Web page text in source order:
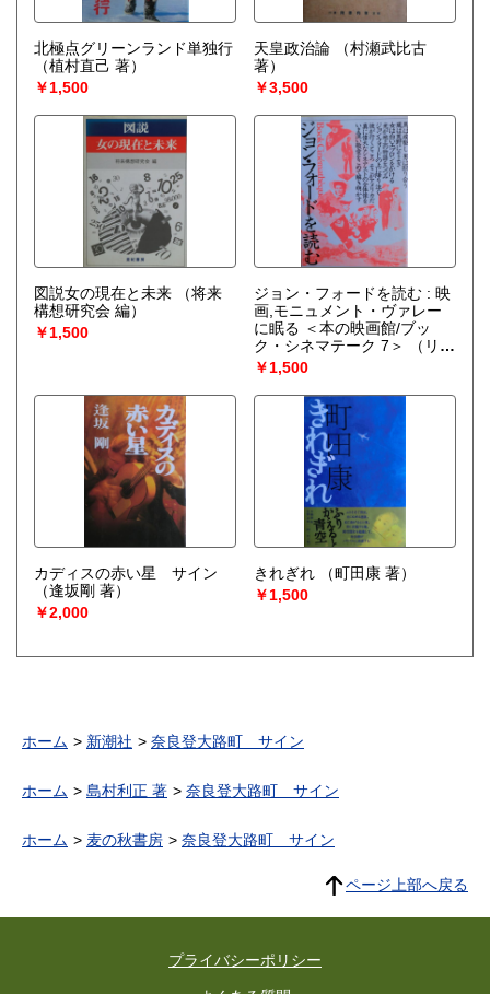
北極点グリーンランド単独行
（植村直己 著）
￥1,500
天皇政治論
（村瀬武比古
著）
￥3,500
図説女の現在と未来
（将来
構想研究会 編）
￥1,500
ジョン・フォードを読む : 映
画,モニュメント・ヴァレー
に眠る ＜本の映画館/ブッ
ク・シネマテーク 7＞
（リン
ゼイ・アンダースン 著 ; 高橋
千尋 訳）
￥1,500
カディスの赤い星 サイン
（逢坂剛 著）
￥2,000
きれぎれ
（町田康 著）
￥1,500
ホーム 新潮社 奈良登大路町 サイン
ホーム 島村利正 著 奈良登大路町 サイン
ホーム 麦の秋書房 奈良登大路町 サイン
ページ上部へ戻る
プライバシーポリシー